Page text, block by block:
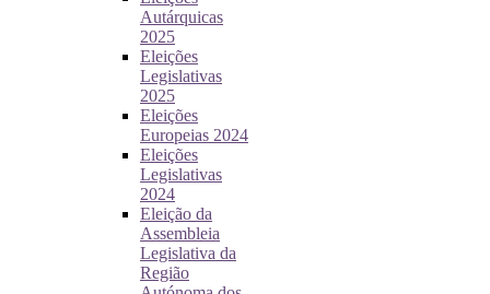
Autárquicas
2025
Eleições
Legislativas
2025
Eleições
Europeias 2024
Eleições
Legislativas
2024
Eleição da
Assembleia
Legislativa da
Região